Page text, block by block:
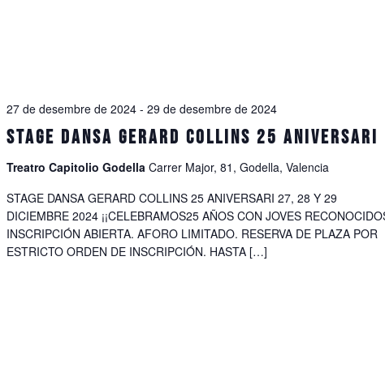
27 de desembre de 2024 -29 de desembre de 2024
STAGE DANSA GERARD COLLINS 25 ANIVERSARI
Treatro Capitolio GodellaCarrer Major, 81, Godella, Valencia
STAGE DANSA GERARD COLLINS 25 ANIVERSARI 27, 28 Y 29
DICIEMBRE 2024 ¡¡CELEBRAMOS25 AÑOS CON JOVES
INSCRIPCIÓN ABIERTA. AFORO LIMITADO. RESERVA DE PLAZA POR
ESTRICTO ORDEN DE INSCRIPCIÓN. HASTA […]